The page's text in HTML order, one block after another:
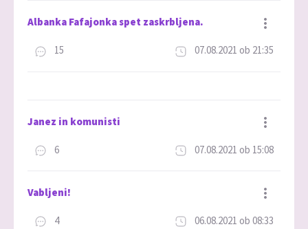
Albanka Fafajonka spet zaskrbljena.
15 07.08.2021 ob 21:35
Janez in komunisti
6 07.08.2021 ob 15:08
Vabljeni!
4 06.08.2021 ob 08:33